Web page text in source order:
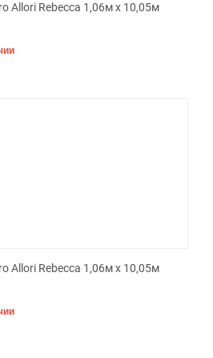
Allori Rebecca 1,06м х 10,05м
Allori Rebecca 1,06м х 10,05м